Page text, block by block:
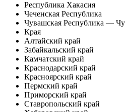
Республика Хакасия
Чеченская Республика
Чувашская Республика —
Края
Алтайский край
Забайкальский край
Камчатский край
Краснодарский край
Красноярский край
Пермский край
Приморский край
Ставропольский край